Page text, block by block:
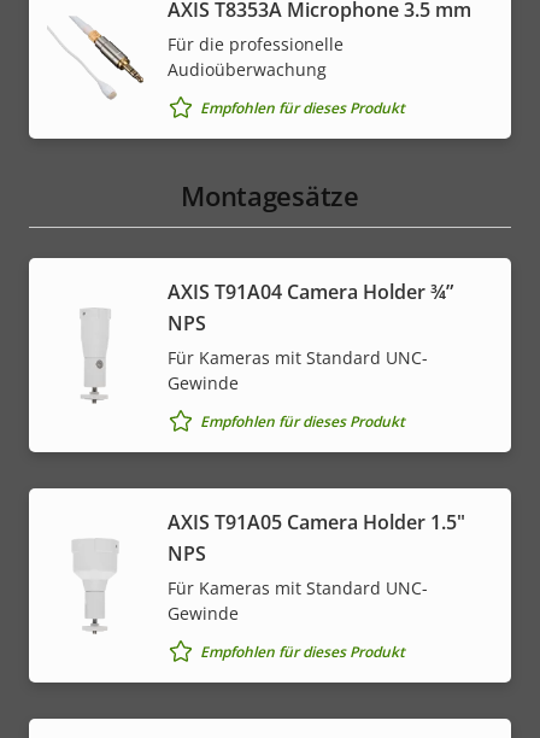
AXIS T8353A Microphone 3.5 mm
Für die professionelle
Audioüberwachung
Empfohlen für dieses Produkt
Montagesätze
AXIS T91A04 Camera Holder ¾”
NPS
Für Kameras mit Standard UNC-
Gewinde
Empfohlen für dieses Produkt
AXIS T91A05 Camera Holder 1.5"
NPS
Für Kameras mit Standard UNC-
Gewinde
Empfohlen für dieses Produkt